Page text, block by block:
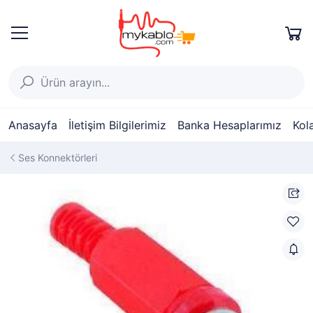
Anasayfa İletişim Bilgilerimiz Banka Hesaplarımız
Ses Konnektörleri